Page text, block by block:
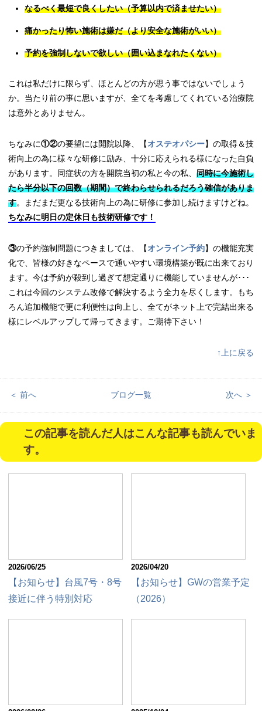
なるべく最短で良くしたい（予算以内で済ませたい）
痛かったり怖い施術は嫌だ（より安全な施術がいい）
予約を強制しないで欲しい（囲い込まなれたくない）
これは私だけに限らず、ほとんどの方が思う事ではないでしょう
か。当たり前の事に思いますが、全てを考慮してくれている治療院
は意外とありません。
ちなみに①②の要望には開院以降、【オステオパシー】の取得＆技
術向上の為に様々な研修に励み、十分に応えられる様になった自負
があります。同症状の方を開院当初の私と今の私、 同時に今施術し
たら半分以下の回数（期間）で終わらせられるだろう確信がありま
す。まだまだ更なる技術向上の為に研修に参加し続けますけどね。
ちなみに明日の定休日も技術研修です！
③の予約強制問題につきましては、【オンライン予約】の機能充実
化で、皆様の好きなペースで通いやすい環境構築が既に出来ており
ます。今は予約が殺到し過ぎて想定通りに機能していませんが･･･
これは今回のシステム改修で解決するよう全力を尽くします。もち
ろん追加機能で更に利便性は向上し、全てがネット上で完結出来る
様にレベルアップして帰ってきます。ご期待下さい！
↑上に戻る
＜ 前へ ブログ一覧 次へ ＞
この記事を読んだ人はこんな記事も読んでいま
す。
2026/06/25
【お知らせ】台風7号・8号
接近に伴う特別対応
2026/04/20
【お知らせ】GWの営業予定
（2026）